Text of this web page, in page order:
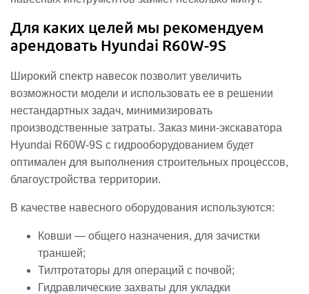
Для каких целей мы рекомендуем
арендовать Hyundai R60W-9S
Широкий спектр навесок позволит увеличить
возможности модели и использовать ее в решении
нестандартных задач, минимизировать
производственные затраты. Заказ мини-экскаватора
Hyundai R60W-9S с гидрооборудованием будет
оптимален для выполнения строительных процессов,
благоустройства территории.
В качестве навесного оборудования используются:
Ковши — общего назначения, для зачистки
траншей;
Тилтротаторы для операций с почвой;
Гидравлические захваты для укладки